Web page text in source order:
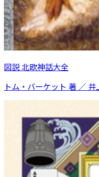
図説 北欧神話大全
トム・バーケット 著 ／